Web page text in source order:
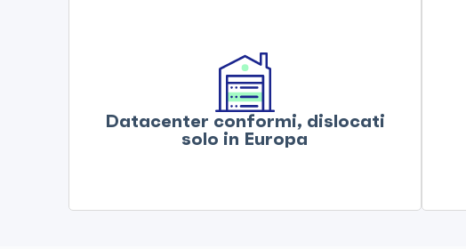
Datacenter conformi, dislocati
solo in Europa